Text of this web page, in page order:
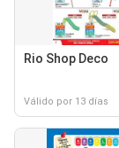
Rio Shop Deco
Válido por 13 días